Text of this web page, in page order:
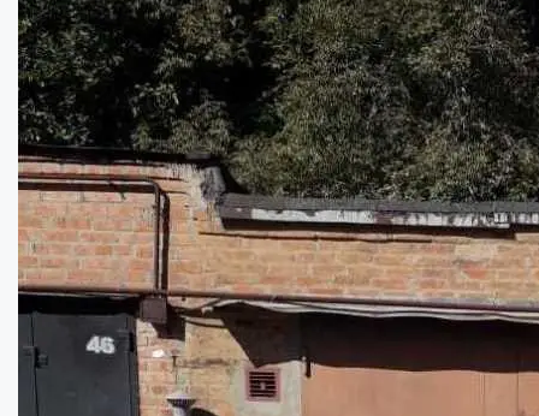
Гараж на Леваде!
Площа:
22кв.м.
Купити
10000 $